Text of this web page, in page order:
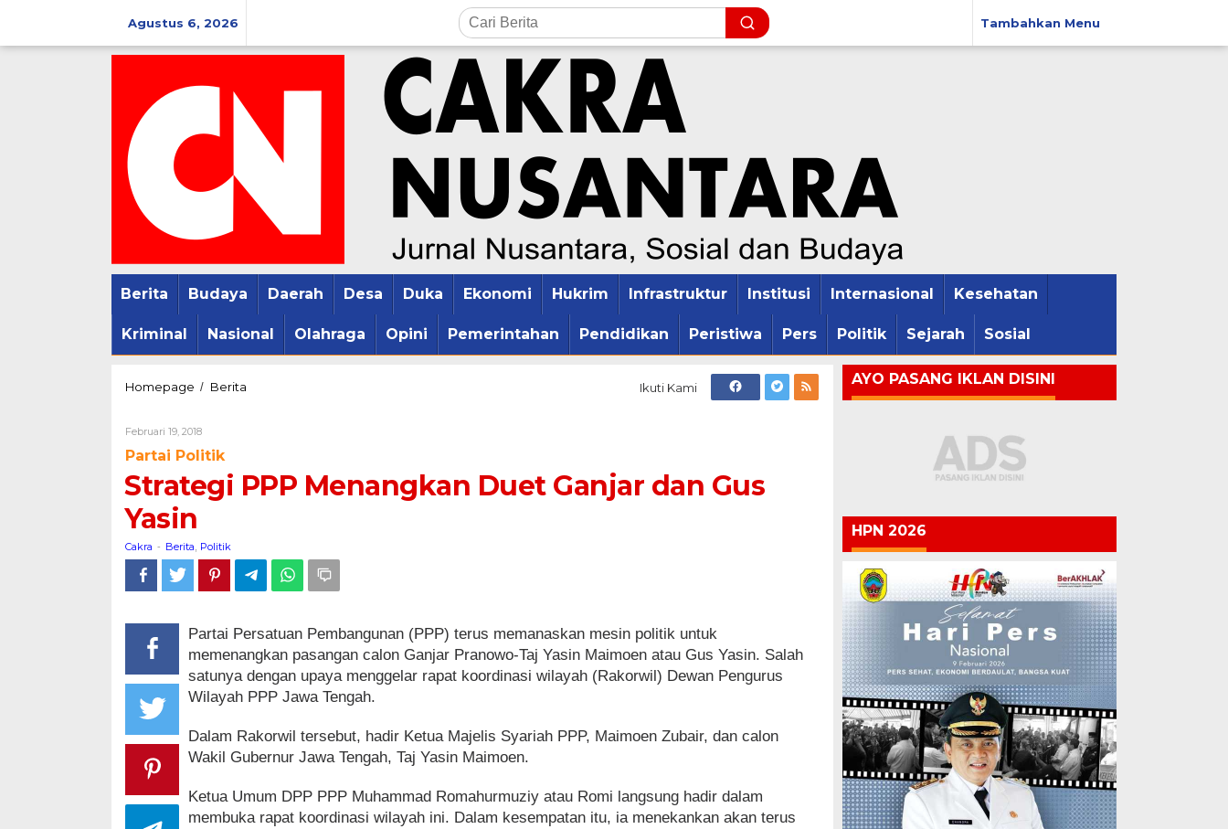
konten
Agustus 6, 2026 Tambahkan Menu
Berita Budaya Daerah Desa Duka Ekonomi Hukrim Infrastruktur Institusi Internasional Kesehatan
Kriminal Nasional Olahraga Opini Pemerintahan Pendidikan Peristiwa Pers Politik Sejarah Sosial
Homepage / Berita
dan
Gus
Ikuti Kami
Februari 19, 2018Oleh
Partai Politik
Strategi PPP Menangkan Duet Ganjar dan Gus
Yasin
Cakra - Berita Politik
Partai Persatuan Pembangunan (PPP) terus memanaskan mesin politik untuk
memenangkan pasangan calon Ganjar Pranowo-Taj Yasin Maimoen atau Gus Yasin. Salah
satunya dengan upaya menggelar rapat koordinasi wilayah (Rakorwil) Dewan Pengurus
Wilayah PPP Jawa Tengah.
Dalam Rakorwil tersebut, hadir Ketua Majelis Syariah PPP, Maimoen Zubair, dan calon
Wakil Gubernur Jawa Tengah, Taj Yasin Maimoen.
Ketua Umum DPP PPP Muhammad Romahurmuziy atau Romi langsung hadir dalam
membuka rapat koordinasi wilayah ini. Dalam kesempatan itu, ia menekankan akan terus
AYO PASANG IKLAN DISINI
HPN 2026